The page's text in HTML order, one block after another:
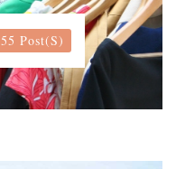
55 Post(s)